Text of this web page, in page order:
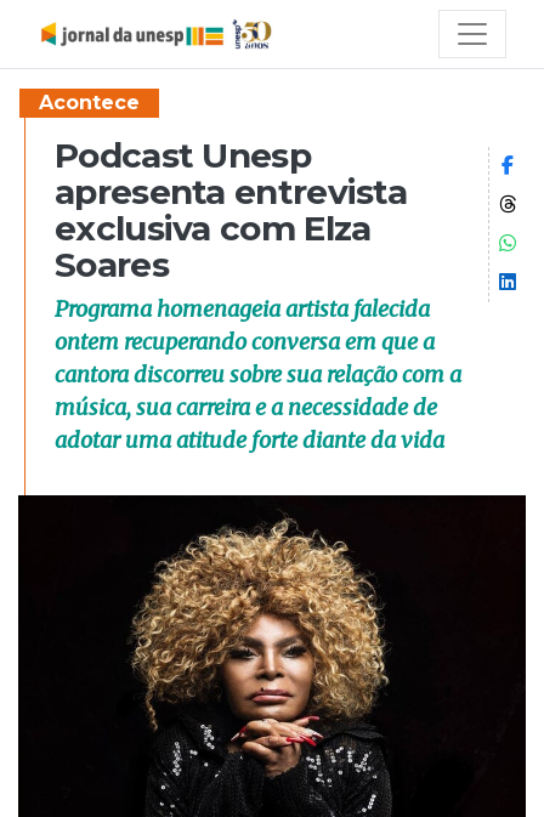
Acontece
Podcast Unesp
apresenta entrevista
exclusiva com Elza
Soares
Programa homenageia artista falecida
ontem recuperando conversa em que a
cantora discorreu sobre sua relação com a
música, sua carreira e a necessidade de
adotar uma atitude forte diante da vida